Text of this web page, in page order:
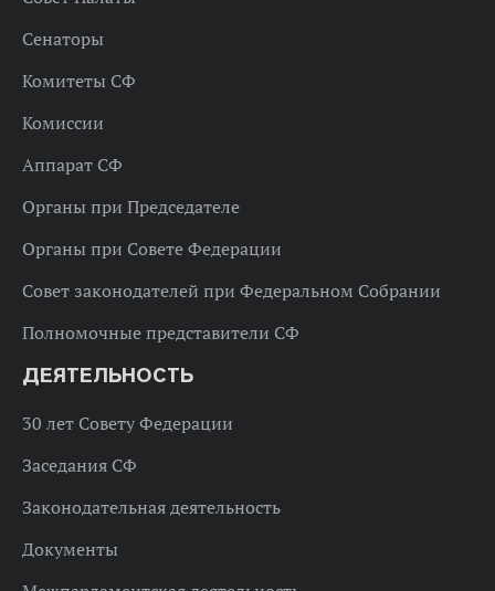
Сенаторы
Комитеты СФ
Комиссии
Аппарат СФ
Органы при Председателе
Органы при Совете Федерации
Совет законодателей при Федеральном Собрании
Полномочные представители СФ
ДЕЯТЕЛЬНОСТЬ
30 лет Совету Федерации
Заседания СФ
Законодательная деятельность
Документы